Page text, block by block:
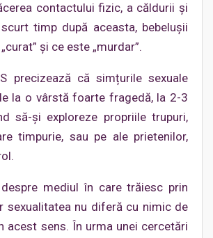
contactului fizic, a căldurii și
timp după aceasta, bebelușii
și ce este „murdar”.
precizează că simțurile sexuale
la o vârstă foarte fragedă, la 2-3
să-și exploreze propriile trupuri,
timpurie, sau pe ale prietenilor,
despre mediul în care trăiesc prin
sexualitatea nu diferă cu nimic de
acest sens. În urma unei cercetări